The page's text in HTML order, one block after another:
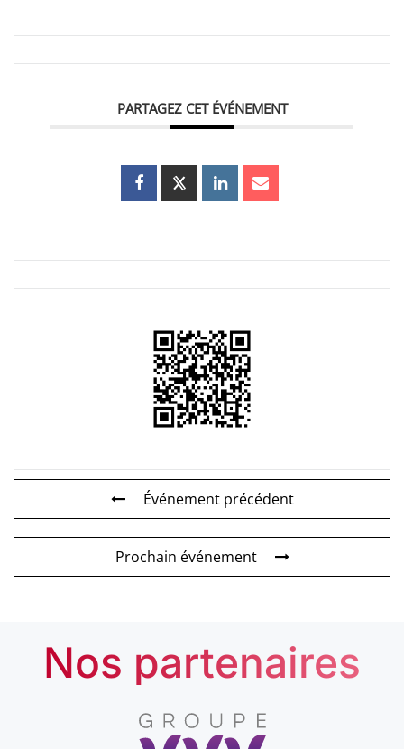
PARTAGEZ CET ÉVÉNEMENT
Événement précédent
Prochain événement
Nos partenaires